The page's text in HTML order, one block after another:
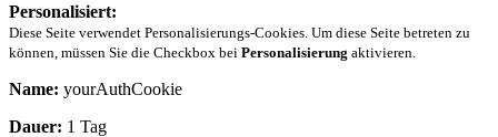
Personalisiert:
Diese Seite verwendet Personalisierungs-Cookies. Um diese Seite betreten zu
können, müssen Sie die Checkbox bei Personalisierung aktivieren.
Name: yourAuthCookie
Dauer: 1 Tag